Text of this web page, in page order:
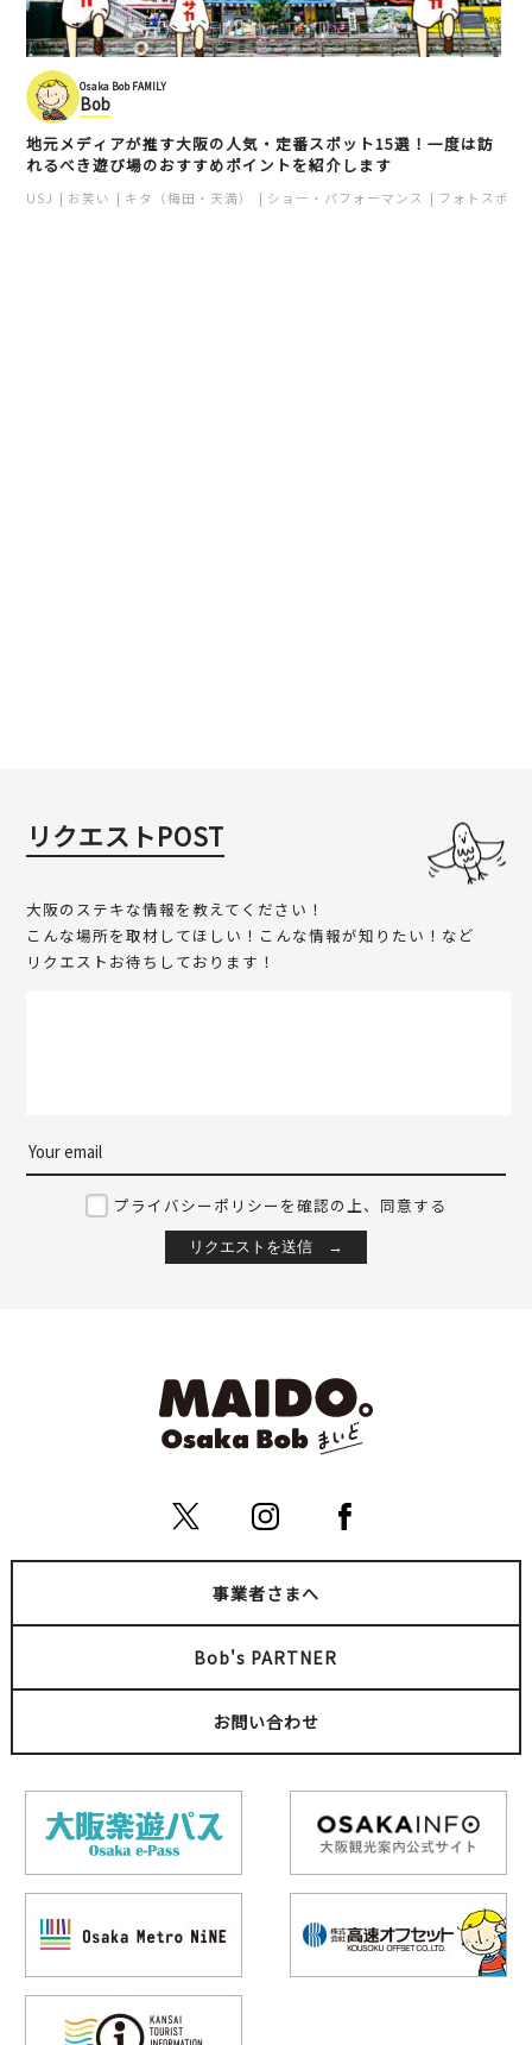
Osaka Bob FAMILY
Bob
地元メディアが推す大阪の人気・定番スポット15選！一度は訪
れるべき遊び場のおすすめポイントを紹介します
USJ お笑い キタ（梅田・天満） ショー・パフォーマンス フォトスポッ
リクエストPOST
大阪のステキな情報を教えてください！
こんな場所を取材してほしい！こんな情報が知りたい！など
リクエストお待ちしております！
プライバシーポリシーを確認の上、同意する
事業者さまへ
Bob's PARTNER
お問い合わせ